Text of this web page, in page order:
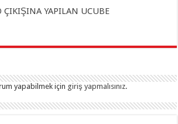
ÇIKIŞINA YAPILAN UCUBE
yapabilmek için giriş yapmalısınız.